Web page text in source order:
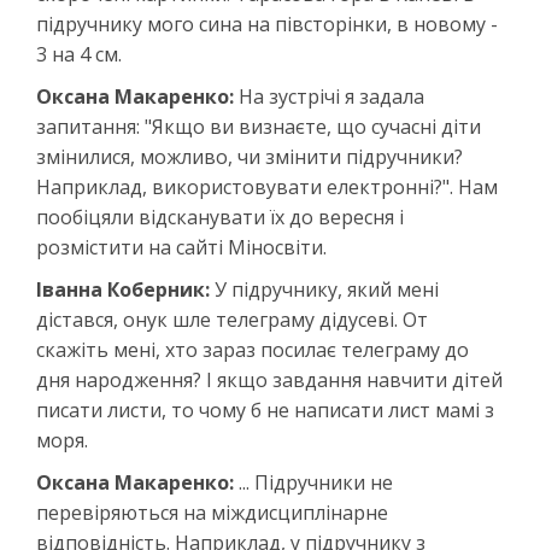
підручнику мого сина на півсторінки, в новому -
3 на 4 см.
Оксана Макаренко: На зустрічі я задала
запитання: "Якщо ви визнаєте, що сучасні діти
змінилися, можливо, чи змінити підручники?
Наприклад, використовувати електронні?". Нам
пообіцяли відсканувати їх до вересня і
розмістити на сайті Міносвіти.
Іванна Коберник:У підручнику, який мені
дістався, онук шле телеграму дідусеві. От
скажіть мені, хто зараз посилає телеграму до
дня народження? І якщо завдання навчити дітей
писати листи, то чому б не написати лист мамі з
моря.
Оксана Макаренко:... Підручники не
перевіряються на міждисциплінарне
відповідність. Наприклад, у підручнику з